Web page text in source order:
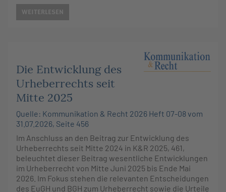
WEITERLESEN
Die Entwicklung des
Urheberrechts seit
Mitte 2025
Quelle: Kommunikation & Recht 2026 Heft 07-08 vom
31.07.2026, Seite 456
Im Anschluss an den Beitrag zur Entwicklung des
Urheberrechts seit Mitte 2024 in K&R 2025, 461,
beleuchtet dieser Beitrag wesentliche Entwicklungen
im Urheberrecht von Mitte Juni 2025 bis Ende Mai
2026. Im Fokus stehen die relevanten Entscheidungen
des EuGH und BGH zum Urheberrecht sowie die Urteile